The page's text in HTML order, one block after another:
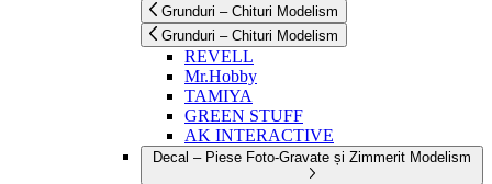
Grunduri – Chituri Modelism
Grunduri – Chituri Modelism
REVELL
Mr.Hobby
TAMIYA
GREEN STUFF
AK INTERACTIVE
Decal – Piese Foto-Gravate și Zimmerit Modelism